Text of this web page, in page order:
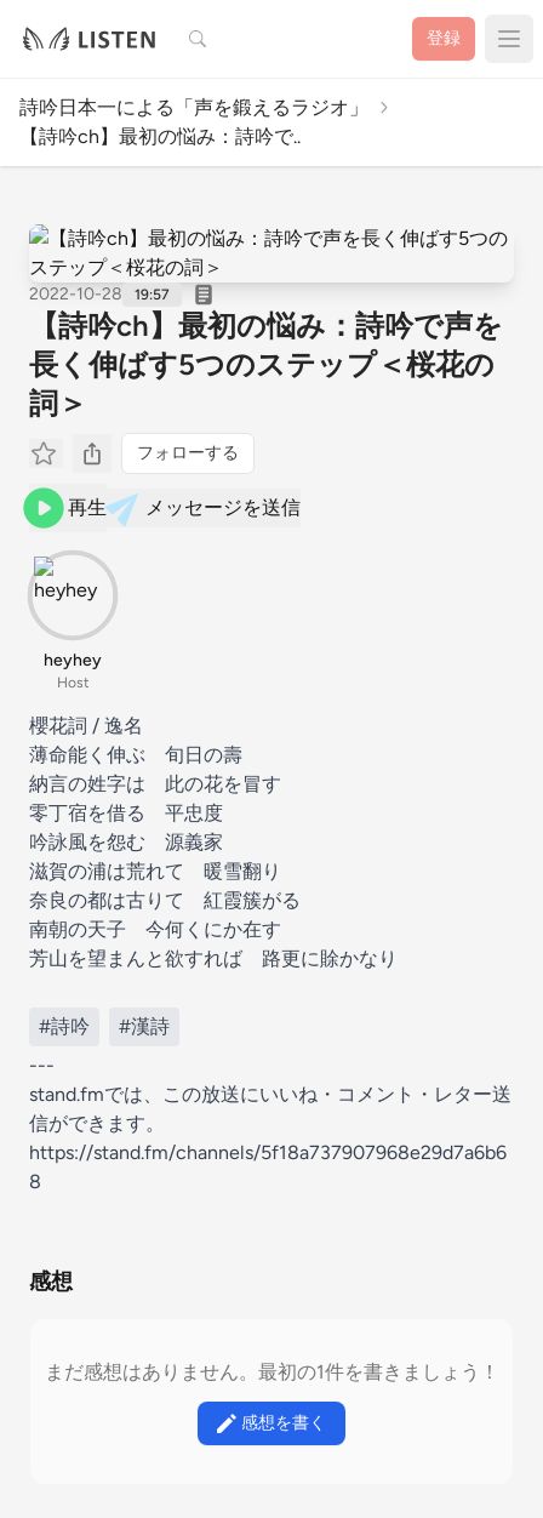
検索 登録
詩吟日本一による「声を鍛えるラジオ」
【詩吟ch】最初の悩み：詩吟で..
2022-10-28 19:57
【詩吟ch】最初の悩み：詩吟で声を
長く伸ばす5つのステップ＜桜花の
詞＞
フォローする
再生 メッセージを送信
heyhey
Host
櫻花詞 / 逸名
薄命能く伸ぶ 旬日の壽
納言の姓字は 此の花を冒す
零丁宿を借る 平忠度
吟詠風を怨む 源義家
滋賀の浦は荒れて 暖雪翻り
奈良の都は古りて 紅霞簇がる
南朝の天子 今何くにか在す
芳山を望まんと欲すれば 路更に賖かなり
#詩吟
#漢詩
---
stand.fmでは、この放送にいいね・コメント・レター送
信ができます。
https://stand.fm/channels/5f18a737907968e29d7a6b6
8
感想
まだ感想はありません。最初の1件を書きましょう！
感想を書く